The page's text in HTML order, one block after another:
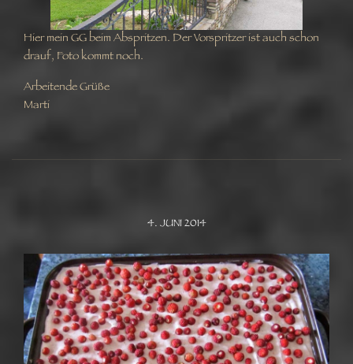
Hier mein GG beim Abspritzen. Der Vorspritzer ist auch schon
drauf, Foto kommt noch.
Arbeitende Grüße
Marti
4. JUNI 2014